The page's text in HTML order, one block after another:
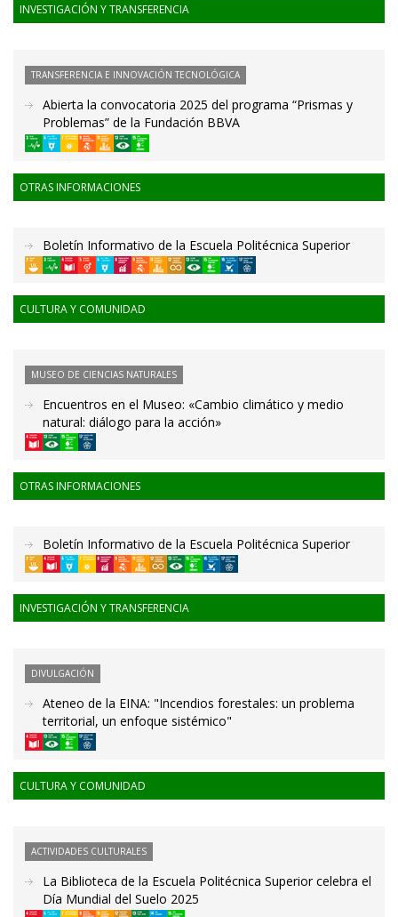
INVESTIGACIÓN Y TRANSFERENCIA
TRANSFERENCIA E INNOVACIÓN TECNOLÓGICA
Abierta la convocatoria 2025 del programa “Prismas y
Problemas” de la Fundación BBVA
OTRAS INFORMACIONES
Boletín Informativo de la Escuela Politécnica Superior
CULTURA Y COMUNIDAD
MUSEO DE CIENCIAS NATURALES
Encuentros en el Museo: «Cambio climático y medio
natural: diálogo para la acción»
OTRAS INFORMACIONES
Boletín Informativo de la Escuela Politécnica Superior
INVESTIGACIÓN Y TRANSFERENCIA
DIVULGACIÓN
Ateneo de la EINA: "Incendios forestales: un problema
territorial, un enfoque sistémico"
CULTURA Y COMUNIDAD
ACTIVIDADES CULTURALES
La Biblioteca de la Escuela Politécnica Superior celebra el
Día Mundial del Suelo 2025